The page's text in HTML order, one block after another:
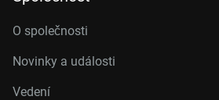
O společnosti
Novinky a události
Vedení